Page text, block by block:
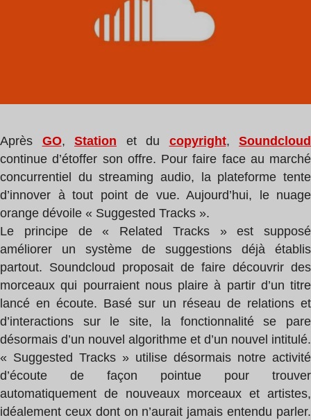
Après GO, Station et du copyright, Soundcloud
continue d’étoffer son offre. Pour faire face au marché
concurrentiel du streaming audio, la plateforme tente
d’innover à tout point de vue. Aujourd’hui, le nuage
orange dévoile « Suggested Tracks ».
Le principe de « Related Tracks » est supposé
améliorer un système de suggestions déjà établis
partout. Soundcloud proposait de faire découvrir des
morceaux qui pourraient nous plaire à partir d’un titre
lancé en écoute. Basé sur un réseau de relations et
d’interactions sur le site, la fonctionnalité se pare
désormais d’un nouvel algorithme et d’un nouvel intitulé.
« Suggested Tracks » utilise désormais notre activité
d’écoute de façon pointue pour trouver
automatiquement de nouveaux morceaux et artistes,
idéalement ceux dont on n’aurait jamais entendu parler.